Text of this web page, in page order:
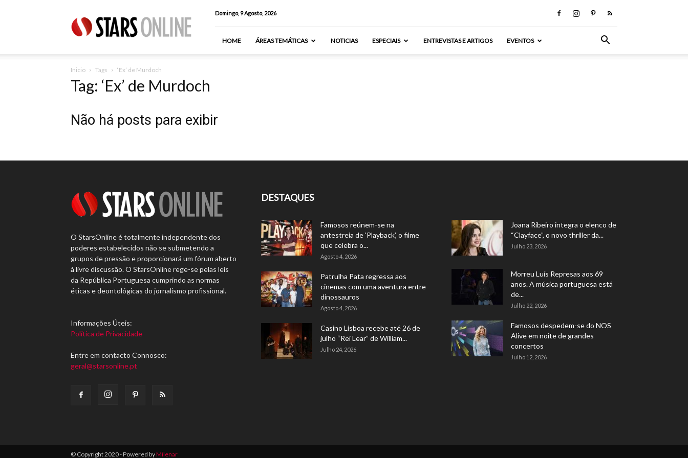
Online
Domingo, 9 Agosto, 2026
HOME ÁREAS TEMÁTICAS NOTICIAS ESPECIAIS ENTREVISTAS E ARTIGOS EVENTOS
Inicio Tags ‘Ex’ de Murdoch
Tag: ‘Ex’ de Murdoch
Não há posts para exibir
O StarsOnline é totalmente independente dos
poderes estabelecidos não se submetendo a
grupos de pressão e proporcionará um fórum aberto
à livre discussão. O StarsOnline rege-se pelas leis
da República Portuguesa cumprindo as normas
éticas e deontológicas do jornalismo profissional.
Informações Úteis:
Política de Privacidade
Entre em contacto Connosco:
geral@starsonline.pt
DESTAQUES
Famosos reúnem-se na
antestreia de ‘Playback’, o filme
que celebra o...
Agosto 4, 2026
Patrulha Pata regressa aos
cinemas com uma aventura entre
dinossauros
Agosto 4, 2026
Casino Lisboa recebe até 26 de
julho “Rei Lear” de William...
Julho 24, 2026
Joana Ribeiro integra o elenco de
“Clayface”, o novo thriller da...
Julho 23, 2026
Morreu Luís Represas aos 69
anos. A música portuguesa está
de...
Julho 22, 2026
Famosos despedem-se do NOS
Alive em noite de grandes
concertos
Julho 12, 2026
© Copyright 2020 - Powered byMilenar